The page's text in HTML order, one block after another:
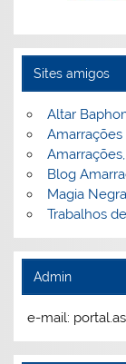
Sites amigos
Altar
Amarrações
Blog
Magia
Trabalhos
Admin
e-mail: